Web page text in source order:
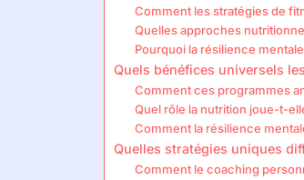
Comment les stratégies de
Quelles approches
Pourquoi la résilience
Quels bénéfices universels
Comment ces programmes
Quel rôle la nutrition joue-t-
Comment la résilience
Quelles stratégies uniques
Comment le coaching